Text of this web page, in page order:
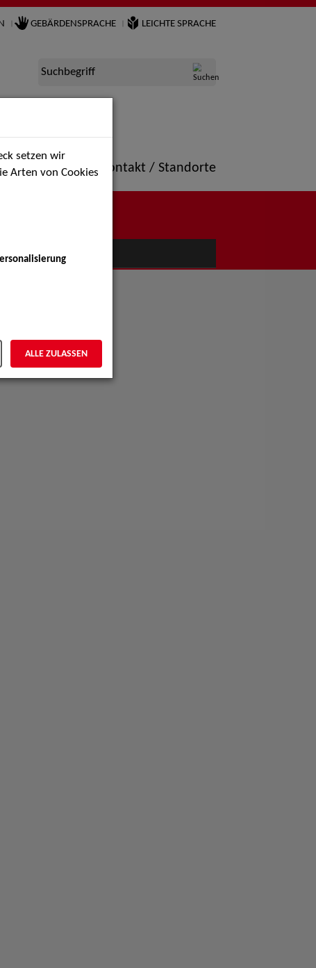
GEBÄRDENSPRACHE LEICHTE SPRACHE
Suchbegriff
Portfolio Kontakt / Standorte
setzen wir
Arten von Cookies
ALLE ZULASSEN